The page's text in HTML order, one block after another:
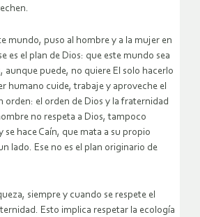
mundo, puso al hombre y a la mujer en
es el plan de Dios: que este mundo sea
aunque puede, no quiere El solo hacerlo
humano cuide, trabaje y aproveche el
orden: el orden de Dios y la fraternidad
no respeta a Dios, tampoco
se hace Caín, que mata a su propio
lado. Ese no es el plan originario de
siempre y cuando se respete el
Esto implica respetar la ecología